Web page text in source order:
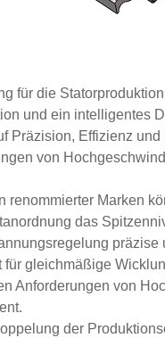
für die
und ein intelligentes
Präzision, Effizienz und
von
renommierter Marken
das
gleichmäßige
Anforderungen von
der